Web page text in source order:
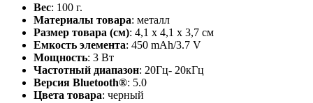
Вес: 100 г.
Материалы товара: металл
Размер товара (см): 4,1 х 4,1 х 3,7 см
Емкость элемента: 450 mAh/3.7 V
Мощность: 3 Вт
Частотный диапазон: 20Гц- 20кГц
Версия Bluetooth®: 5.0
Цвета товара: черный